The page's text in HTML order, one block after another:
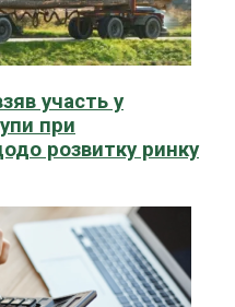
участь у
при
розвитку ринку